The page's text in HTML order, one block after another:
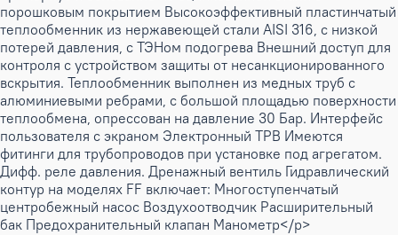
порошковым покрытием Высокоэффективный пластинчатый
теплообменник из нержавеющей стали AISI 316, с низкой
потерей давления, с ТЭНом подогрева Внешний доступ для
контроля с устройством защиты от несанкционированного
вскрытия. Теплообменник выполнен из медных труб с
алюминиевыми ребрами, с большой площадью поверхности
теплообмена, опрессован на давление 30 Бар. Интерфейс
пользователя с экраном Электронный ТРВ Имеются
фитинги для трубопроводов при установке под агрегатом.
Дифф. реле давления. Дренажный вентиль Гидравлический
контур на моделях FF включает: Многоступенчатый
центробежный насос Воздухоотводчик Расширительный
бак Предохранительный клапан Манометр</p>